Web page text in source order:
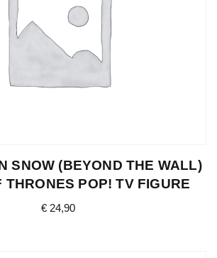
SNOW (BEYOND THE WALL)
THRONES POP! TV FIGURE
€ 24,90